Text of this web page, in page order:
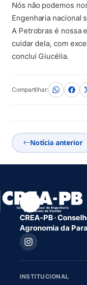
Nós não podemos
Engenharia nacional
A Petrobras é nossa
cuidar dela, com
conclui Giucélia.
Compartilhar:
Notícia anterior
CREA-PB ·
Agronomia da
INSTITUCIONAL